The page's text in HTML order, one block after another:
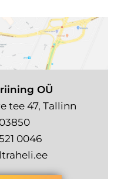
OÜ
tee 47, Tallinn
0046